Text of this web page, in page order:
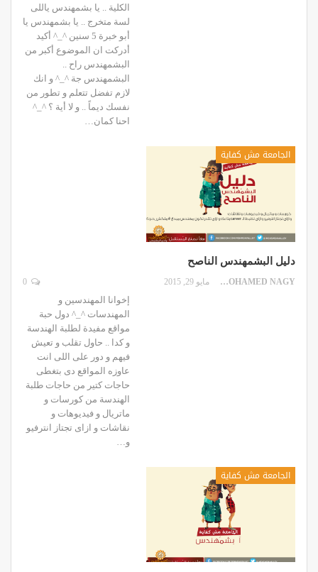
الكلية .. يا بشمهندس ياللى
لسة متخرج .. يا بشمهندس يا
أبو خبرة 5 سنين ^_^ أكيد
أدركت ان الموضوع أكبر من
البشمهندس راح ..
البشمهندس جة ^_^ و انك
لازم تفضل تتعلم و تطور من
نفسك ديماً .. و لا أية ؟ ^_^
احنا كمان…
الجامعة مش كفاية
دليل البشمهندس الناصح
MOHAMED NAGY مايو 29, 2015
إخوانا المهندسين و
المهندسات ^_^ دول حبة
مواقع مفيدة لطلبة الهندسة
و كدا .. حاول تقلب و تعيش
فيهم و دور على اللى انت
عاوزه المواقع دى بتغطى
حاجات كتير من حاجات طلبة
الهندسة من كورسات و
ماتريال و فيديوهات و
نقاشات و ازاى تجتاز انترفيو
و…
الجامعة مش كفاية